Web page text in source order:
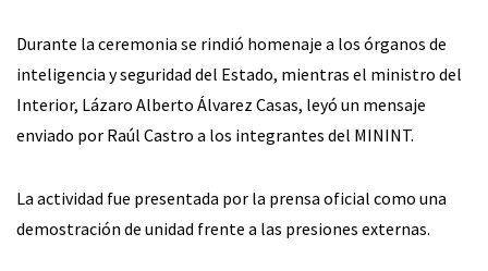
Durante la ceremonia se rindió homenaje a los órganos de
inteligencia y seguridad del Estado, mientras el ministro del
Interior, Lázaro Alberto Álvarez Casas, leyó un mensaje
enviado por Raúl Castro a los integrantes del MININT.
La actividad fue presentada por la prensa oficial como una
demostración de unidad frente a las presiones externas.